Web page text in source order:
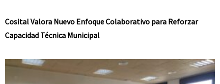
Cosital Valora Nuevo Enfoque Colaborativo para Reforzar
Capacidad Técnica Municipal